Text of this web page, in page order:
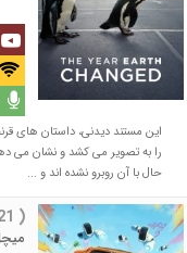
این مستند دیدنی، داستان های
را به تصویر می کشد و نشان می
حال با آن روبرو نشده اند و ...
)